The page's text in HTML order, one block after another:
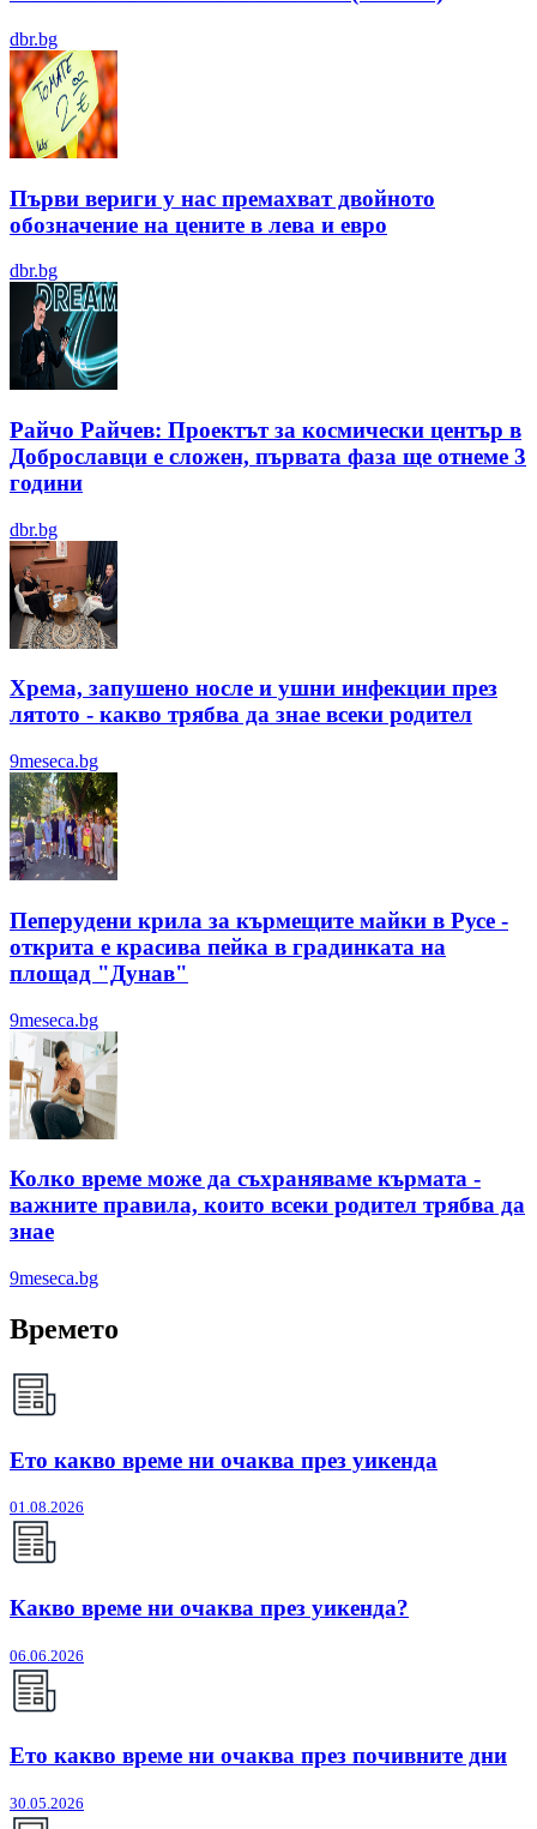
dbr.bg
Първи вериги у нас премахват двойното
обозначение на цените в лева и евро
dbr.bg
Райчо Райчев: Проектът за космически център в
Доброславци е сложен, първата фаза ще отнеме 3
години
dbr.bg
Хрема, запушено носле и ушни инфекции през
лятотo - какво трябва да знае всеки родител
9meseca.bg
Пеперудени крила за кърмещите майки в Русе -
открита е красива пейка в градинката на
площад "Дунав"
9meseca.bg
Колко време може да съхраняваме кърмата -
важните правила, които всеки родител трябва да
знае
9meseca.bg
Времето
Ето какво време ни очаква през уикенда
01.08.2026
Какво време ни очаква през уикенда?
06.06.2026
Ето какво време ни очаква през почивните дни
30.05.2026